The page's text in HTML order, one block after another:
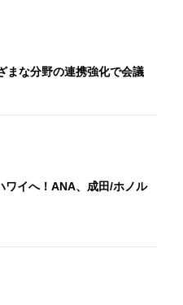
まな分野の連携強化で会議
ワイへ！ANA、成田/ホノル